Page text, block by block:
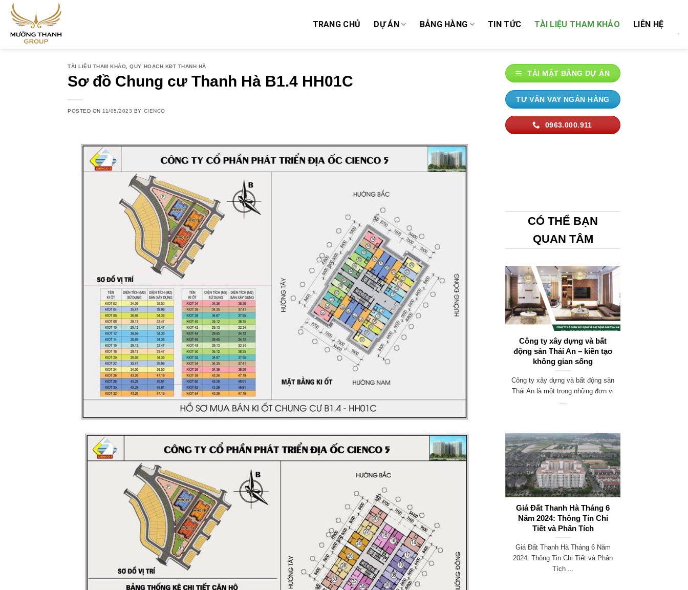
Skip
content
TRANG CHỦ DỰ ÁN BẢNG HÀNG TIN TỨC TÀI LIỆU THAM KHẢO LIÊN HỆ
TÀI LIỆU THAM KHẢO ,QUY HOẠCH KĐT THANH HÀ
Sơ đồ Chung cư Thanh Hà B1.4 HH01C
POSTED ON 11/05/2023 BY CIENCO
TẢI MẶT BẰNG DỰ ÁN
TƯ VẤN VAY NGÂN HÀNG
0963.000.911
CÓ THỂ BẠN
QUAN TÂM
Công ty xây dựng và bất
động sản Thái An – kiến tạo
không gian sống
Công ty xây dựng và bất động sản
Thái An là một trong những đơn vị
Giá Đất Thanh Hà Tháng 6
Năm 2024: Thông Tin Chi
Tiết và Phân Tích
Giá Đất Thanh Hà Tháng 6 Năm
2024: Thông Tin Chi Tiết và Phân
Tích ...